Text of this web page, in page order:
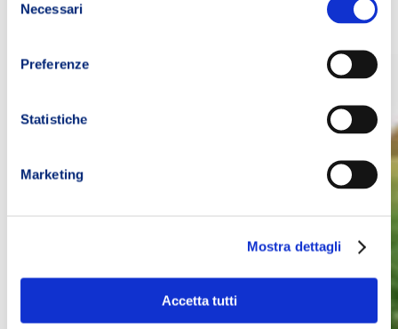
delNecessari
Preferenze
Statistiche
Marketing
Mostra dettagli
Accetta tutti
SkyRunning: definizioni e caratteristiche